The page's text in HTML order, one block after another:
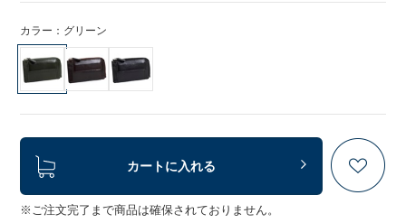
カラー：グリーン
カートに入れる
※ご注文完了まで商品は確保されておりません。